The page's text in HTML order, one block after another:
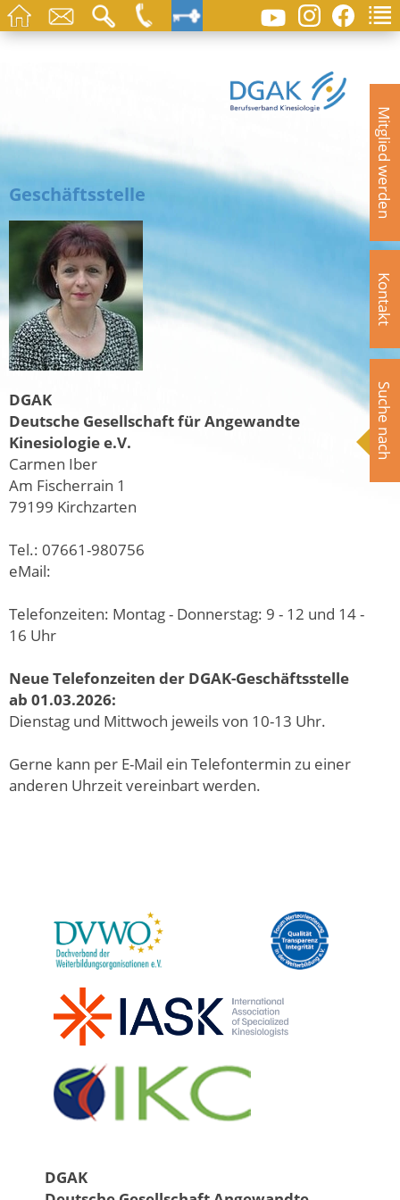
Mitglied werden
Kontakt
Suche nach
Geschäftsstelle
DGAK
Deutsche Gesellschaft für Angewandte
Kinesiologie e.V.
Carmen Iber
Am Fischerrain 1
79199 Kirchzarten
Tel.: 07661-980756
eMail:
Telefonzeiten: Montag - Donnerstag: 9 - 12 und 14 -
16 Uhr
Neue Telefonzeiten der DGAK-Geschäftsstelle
ab 01.03.2026:
Dienstag und Mittwoch jeweils von 10-13 Uhr.
Gerne kann per E-Mail ein Telefontermin zu einer
anderen Uhrzeit vereinbart werden.
DGAK